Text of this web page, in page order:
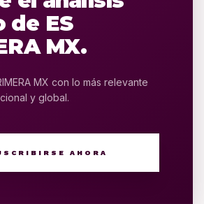
de ES
MX.
MX con lo más relevante
y global.
AHORA